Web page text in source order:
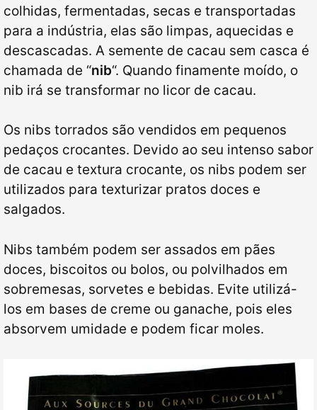
colhidas, fermentadas, secas e transportadas
para a indústria, elas são limpas, aquecidas e
descascadas. A semente de cacau sem casca é
chamada de “nib“. Quando finamente moído, o
nib irá se transformar no licor de cacau.
Os nibs torrados são vendidos em pequenos
pedaços crocantes. Devido ao seu intenso sabor
de cacau e textura crocante, os nibs podem ser
utilizados para texturizar pratos doces e
salgados.
Nibs também podem ser assados em pães
doces, biscoitos ou bolos, ou polvilhados em
sobremesas, sorvetes e bebidas. Evite utilizá-
los em bases de creme ou ganache, pois eles
absorvem umidade e podem ficar moles.